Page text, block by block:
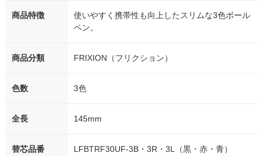
商品特徴
使いやすく携帯性も向上したスリムな3色ボール
ペン。
商品分類 FRIXION（フリクション）
色数 3色
全長 145mm
替芯品番
LFBTRF30UF-3B・3R・3L（黒・赤・青）